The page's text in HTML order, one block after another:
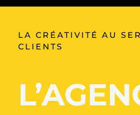
LA CRÉATIVITÉ AU
CLIENTS